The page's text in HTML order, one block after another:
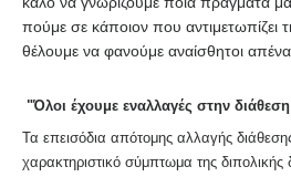
πούμε σε κάποιον που αντιμετωπίζει
θέλουμε να φανούμε αναίσθητοι
"Όλοι έχουμε εναλλαγές στην
Τα επεισόδια απότομης αλλαγής
χαρακτηριστικό σύμπτωμα της διπολικής